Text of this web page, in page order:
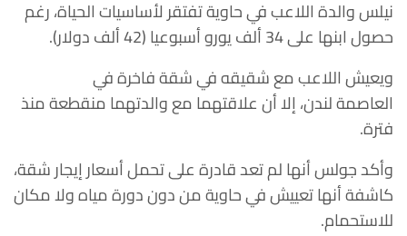
نيلس والدة اللاعب في حاوية تفتقر لأساسيات الحياة، رغم
حصول ابنها على 34 ألف يورو أسبوعيا (42 ألف دولار).
ويعيش اللاعب مع شقيقه في شقة فاخرة في
العاصمة لندن، إلا أن علاقتهما مع والدتهما منقطعة منذ
فترة.
وأكد جولس أنها لم تعد قادرة على تحمل أسعار إيجار شقة،
كاشفة أنها تعييش في حاوية من دون دورة مياه ولا مكان
للاستحمام.